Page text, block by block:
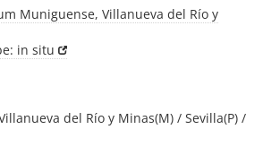
Muniguense, Villanueva del Río y
in situ
del Río y Minas(M) / Sevilla(P) /